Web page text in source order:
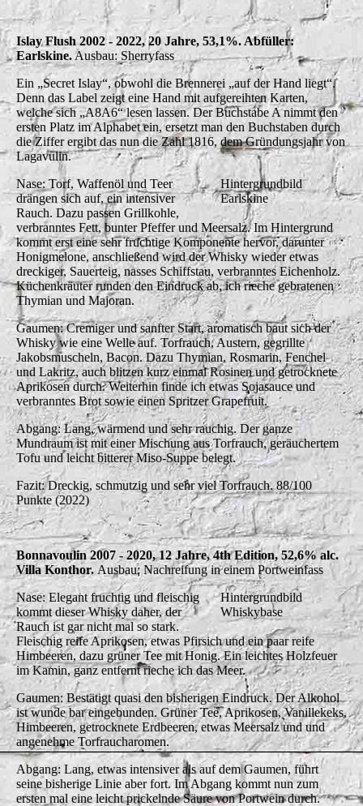
Islay Flush 2002 - 2022, 20 Jahre, 53,1%. Abfüller:
Earlskine. Ausbau: Sherryfass
Ein „Secret Islay“, obwohl die Brennerei „auf der Hand liegt“.
Denn das Label zeigt eine Hand mit aufgereihten Karten,
welche sich „A8A6“ lesen lassen. Der Buchstabe A nimmt den
ersten Platz im Alphabet ein, ersetzt man den Buchstaben durch
die Ziffer ergibt das nun die Zahl 1816, dem Gründungsjahr von
Lagavulin.
Hintergrundbild
Earlskine
Nase: Torf, Waffenöl und Teer
drängen sich auf, ein intensiver
Rauch. Dazu passen Grillkohle,
verbranntes Fett, bunter Pfeffer und Meersalz. Im Hintergrund
kommt erst eine sehr fruchtige Komponente hervor, darunter
Honigmelone, anschließend wird der Whisky wieder etwas
dreckiger, Sauerteig, nasses Schiffstau, verbranntes Eichenholz.
Küchenkräuter runden den Eindruck ab, ich rieche gebratenen
Thymian und Majoran.
Gaumen: Cremiger und sanfter Start, aromatisch baut sich der
Whisky wie eine Welle auf. Torfrauch, Austern, gegrillte
Jakobsmuscheln, Bacon. Dazu Thymian, Rosmarin, Fenchel
und Lakritz, auch blitzen kurz einmal Rosinen und getrocknete
Aprikosen durch. Weiterhin finde ich etwas Sojasauce und
verbranntes Brot sowie einen Spritzer Grapefruit.
Abgang: Lang, wärmend und sehr rauchig. Der ganze
Mundraum ist mit einer Mischung aus Torfrauch, geräuchertem
Tofu und leicht bitterer Miso-Suppe belegt.
Fazit: Dreckig, schmutzig und sehr viel Torfrauch. 88/100
Punkte (2022)
Bonnavoulin 2007 - 2020, 12 Jahre, 4th Edition, 52,6% alc.
Villa Konthor. Ausbau: Nachreifung in einem Portweinfass
Hintergrundbild
Whiskybase
Nase: Elegant fruchtig und fleischig
kommt dieser Whisky daher, der
Rauch ist gar nicht mal so stark.
Fleischig reife Aprikosen, etwas Pfirsich und ein paar reife
Himbeeren, dazu grüner Tee mit Honig. Ein leichtes Holzfeuer
im Kamin, ganz entfernt rieche ich das Meer.
Gaumen: Bestätigt quasi den bisherigen Eindruck. Der Alkohol
ist wunde bar eingebunden. Grüner Tee, Aprikosen, Vanillekeks,
Himbeeren, getrocknete Erdbeeren, etwas Meersalz und und
angenehme Torfraucharomen.
Abgang: Lang, etwas intensiver als auf dem Gaumen, führt
seine bisherige Linie aber fort. Im Abgang kommt nun zum
ersten mal eine leicht prickelnde Säure von Portwein durch.